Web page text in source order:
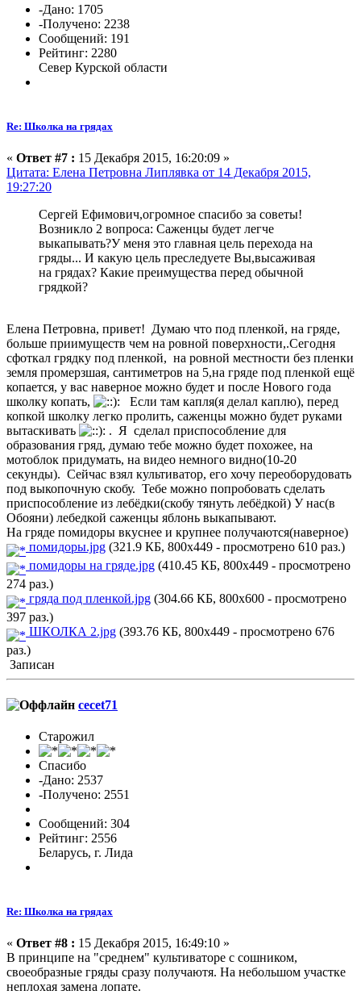
-Дано: 1705
-Получено: 2238
Сообщений: 191
Рейтинг: 2280
Север Курской области
Re: Школка на грядах
« Ответ #7 : 15 Декабря 2015, 16:20:09 »
Цитата: Елена Петровна Липлявка от 14 Декабря 2015,
19:27:20
Сергей Ефимович,огромное спасибо за советы!
Возникло 2 вопроса: Саженцы будет легче
выкапывать?У меня это главная цель перехода на
гряды... И какую цель преследуете Вы,высаживая
на грядах? Какие преимущества перед обычной
грядкой?
Елена Петровна, привет! Думаю что под пленкой, на гряде,
больше приимуществ чем на ровной поверхности,.Сегодня
сфоткал грядку под пленкой, на ровной местности без пленки
земля промерзшая, сантиметров на 5,на гряде под пленкой ещё
копается, у вас наверное можно будет и после Нового года
школку копать,
Если там капля(я делал каплю), перед
копкой школку легко пролить, саженцы можно будет руками
вытаскивать
. Я сделал приспособление для
образования гряд, думаю тебе можно будет похожее, на
мотоблок придумать, на видео немного видно(10-20
секунды). Сейчас взял культиватор, его хочу переоборудовать
под выкопочную скобу. Тебе можно попробовать сделать
приспособление из лебёдки(скобу тянуть лебёдкой) У нас(в
Обояни) лебедкой саженцы яблонь выкапывают.
На гряде помидоры вкуснее и крупнее получаются(наверное)
помидоры.jpg (321.9 КБ, 800x449 - просмотрено 610 раз.)
помидоры на гряде.jpg (410.45 КБ, 800x449 - просмотрено
274 раз.)
гряда под пленкой.jpg (304.66 КБ, 800x600 - просмотрено
397 раз.)
ШКОЛКА 2.jpg (393.76 КБ, 800x449 - просмотрено 676
раз.)
Записан
cecet71
Старожил
Спасибо
-Дано: 2537
-Получено: 2551
Сообщений: 304
Рейтинг: 2556
Беларусь, г. Лида
Re: Школка на грядах
« Ответ #8 : 15 Декабря 2015, 16:49:10 »
В принципе на "среднем" культиваторе с сошником,
своеобразные гряды сразу получаютя. На небольшом участке
неплохая замена лопате.